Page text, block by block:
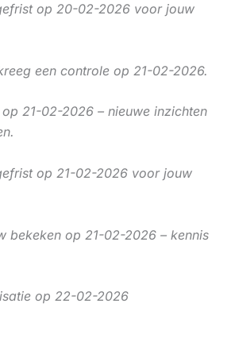
op 20-02-2026 voor jouw
een controle op 21-02-2026.
21-02-2026 – nieuwe inzichten
op 21-02-2026 voor jouw
bekeken op 21-02-2026 – kennis
op 22-02-2026